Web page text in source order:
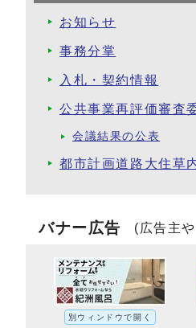
お知らせ
事務分掌
入札・契約情報
公共事業再評価審査
会議結果の公表
都市計画道路大住草
バナー広告 (広告主
別ウィンドウで開く